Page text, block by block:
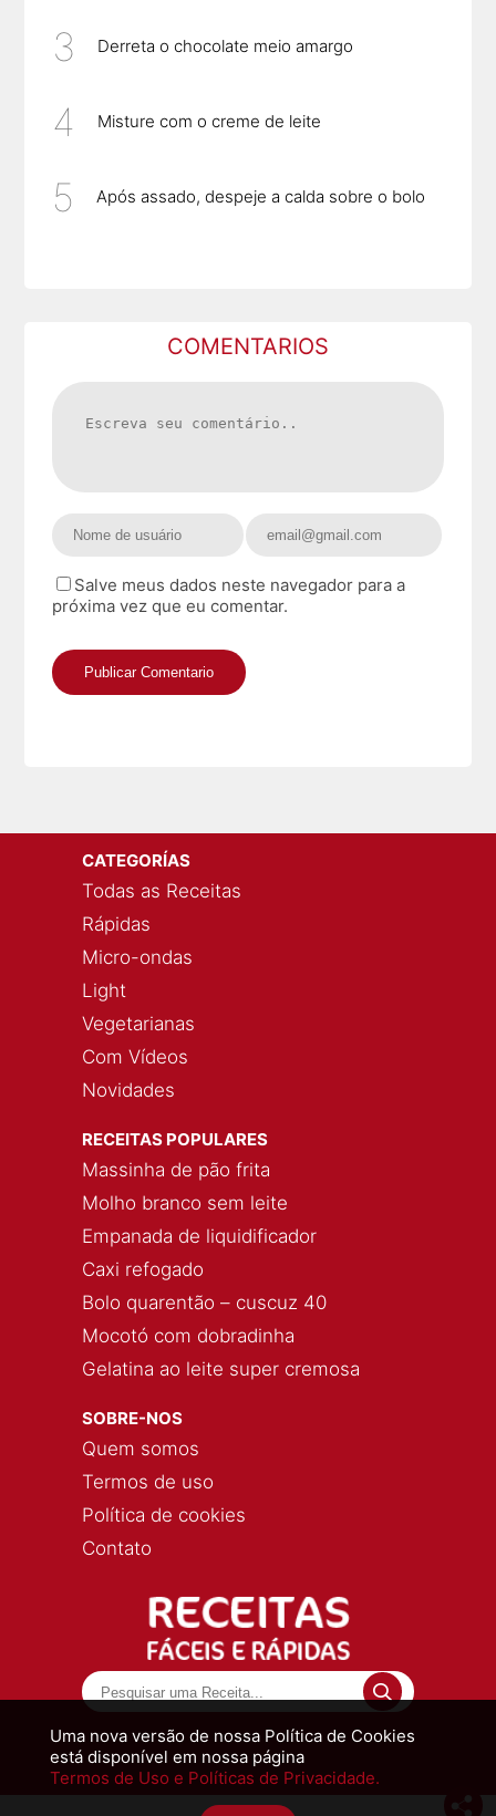
Derreta o chocolate meio amargo
Misture com o creme de leite
Após assado, despeje a calda sobre o bolo
COMENTARIOS
Salve meus dados neste navegador para a
próxima vez que eu comentar.
Uma nova versão de nossa Política de Cookies
está disponível em nossa página
Termos de Uso e Políticas de Privacidade.
CATEGORÍAS
Todas as Receitas
Rápidas
Micro-ondas
Light
Vegetarianas
Com Vídeos
Novidades
RECEITAS POPULARES
Massinha de pão frita
Molho branco sem leite
Empanada de liquidificador
Caxi refogado
Bolo quarentão – cuscuz 40
Mocotó com dobradinha
Gelatina ao leite super cremosa
SOBRE-NOS
Quem somos
Termos de uso
Política de cookies
Contato